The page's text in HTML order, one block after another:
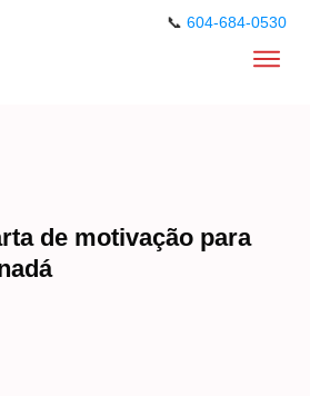
📞 604-684-0530
de motivação para